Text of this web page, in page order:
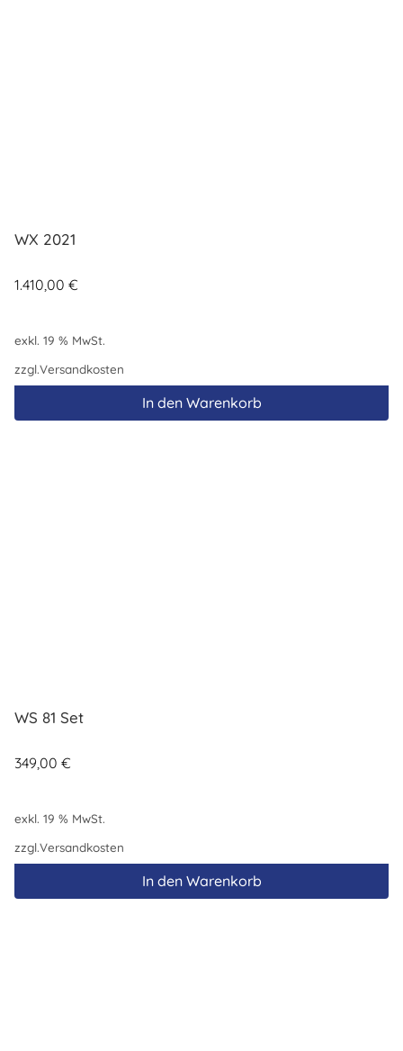
WX 2021
1.410,00 €
exkl. 19 % MwSt.
zzgl.Versandkosten
In den Warenkorb
WS 81 Set
349,00 €
exkl. 19 % MwSt.
zzgl.Versandkosten
In den Warenkorb